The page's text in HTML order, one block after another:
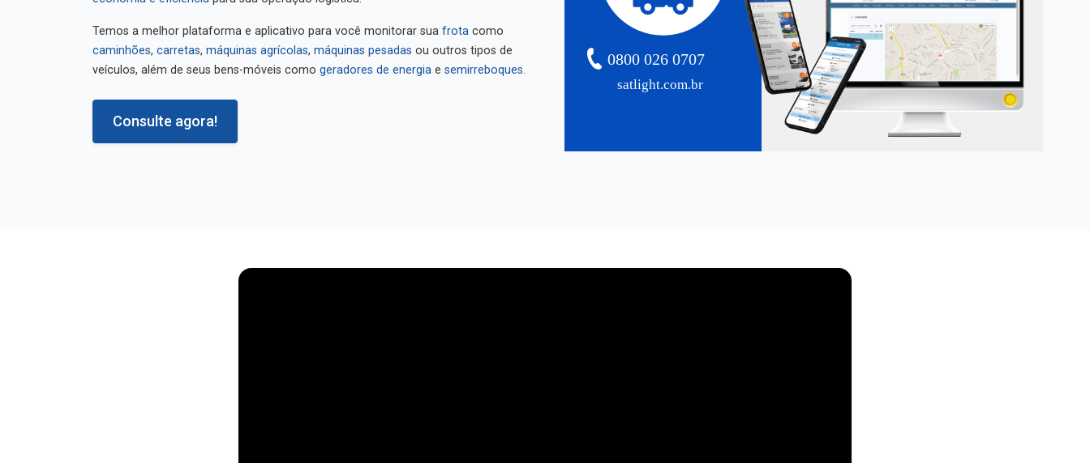
Temos a melhor plataforma e aplicativo para você monitorar sua frota
caminhões
carretas máquinas agrícolas máquinas pesadas
ou outros tipos de
veículos, além de seus bens-móveis como
geradores de energia semirreboques
Consulte agora!
satlight.com.br
0800 026 0707